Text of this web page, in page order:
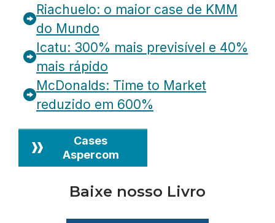
Riachuelo: o maior case de KMM
do Mundo
Icatu: 300% mais previsível e 40%
mais rápido
McDonalds: Time to Market
reduzido em 600%
Cases
Aspercom
Baixe nosso Livro